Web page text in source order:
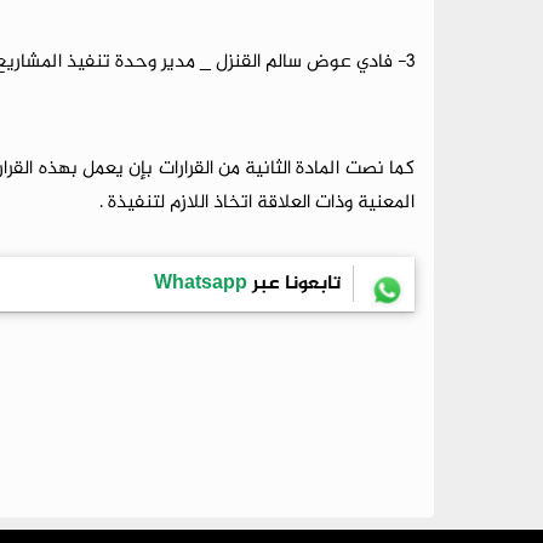
3- فادي عوض سالم القنزل _ مدير وحدة تنفيذ المشاريع الممولة خارجياً (بدرجة مساعد المدير العام) .
كما نصت المادة الثانية من القرارات بإن يعمل بهذه
المعنية وذات العلاقة اتخاذ اللازم لتنفيذة .
تابعونا عبرWhatsapp